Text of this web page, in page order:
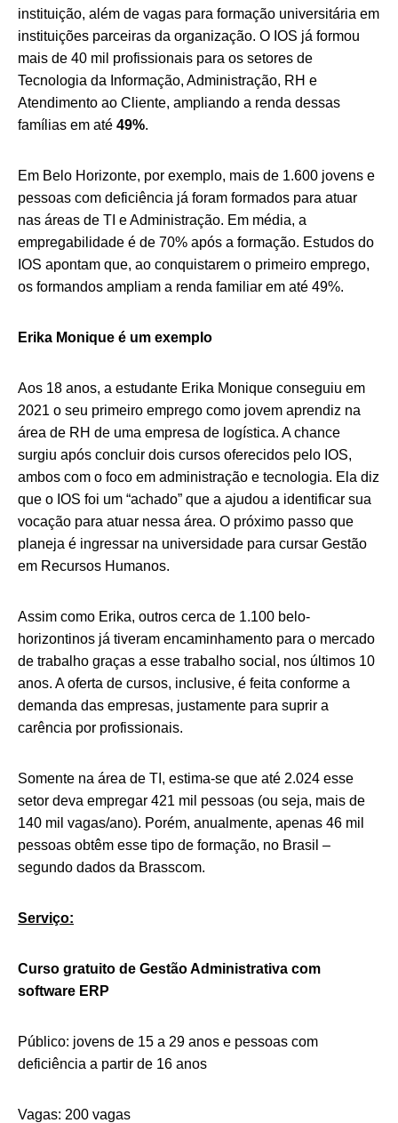
instituição, além de vagas para formação universitária em
instituições parceiras da organização. O IOS já formou
mais de 40 mil profissionais para os setores de
Tecnologia da Informação, Administração, RH e
Atendimento ao Cliente, ampliando a renda dessas
famílias em até 49%.
Em Belo Horizonte, por exemplo, mais de 1.600 jovens e
pessoas com deficiência já foram formados para atuar
nas áreas de TI e Administração. Em média, a
empregabilidade é de 70% após a formação. Estudos do
IOS apontam que, ao conquistarem o primeiro emprego,
os formandos ampliam a renda familiar em até 49%.
Erika Monique é um exemplo
Aos 18 anos, a estudante Erika Monique conseguiu em
2021 o seu primeiro emprego como jovem aprendiz na
área de RH de uma empresa de logística. A chance
surgiu após concluir dois cursos oferecidos pelo IOS,
ambos com o foco em administração e tecnologia. Ela diz
que o IOS foi um “achado” que a ajudou a identificar sua
vocação para atuar nessa área. O próximo passo que
planeja é ingressar na universidade para cursar Gestão
em Recursos Humanos.
Assim como Erika, outros cerca de 1.100 belo-
horizontinos já tiveram encaminhamento para o mercado
de trabalho graças a esse trabalho social, nos últimos 10
anos. A oferta de cursos, inclusive, é feita conforme a
demanda das empresas, justamente para suprir a
carência por profissionais.
Somente na área de TI, estima-se que até 2.024 esse
setor deva empregar 421 mil pessoas (ou seja, mais de
140 mil vagas/ano). Porém, anualmente, apenas 46 mil
pessoas obtêm esse tipo de formação, no Brasil –
segundo dados da Brasscom.
Serviço:
Curso gratuito de Gestão Administrativa com
software ERP
Público: jovens de 15 a 29 anos e pessoas com
deficiência a partir de 16 anos
Vagas: 200 vagas